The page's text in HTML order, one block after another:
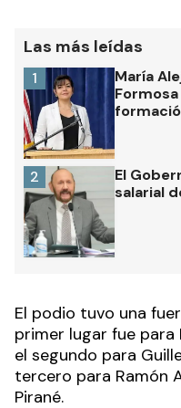
Las más leídas
María
1
El
salarial
2
El podio tuvo una
primer lugar fue para
el segundo para
tercero para Ramón
Pirané.